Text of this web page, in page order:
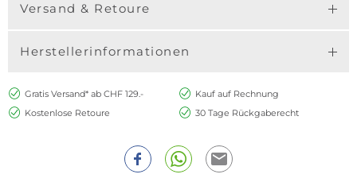
Versand & Retoure
Herstellerinformationen
Gratis Versand* ab CHF 129.-
Kauf auf Rechnung
Kostenlose Retoure
30 Tage Rückgaberecht